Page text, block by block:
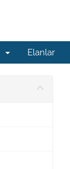
Elanlar